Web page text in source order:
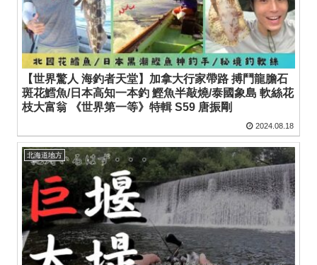
【世界驚人 海釣者天堂】加拿大行家帶路 搏鬥龍膽石
斑花鱈魚/日本高知一本釣 鰹魚半敲燒/泰國象島 軟絲花
枝大富翁 《世界第一等》特輯 S59 唐振剛
2024.08.18
北海道地方